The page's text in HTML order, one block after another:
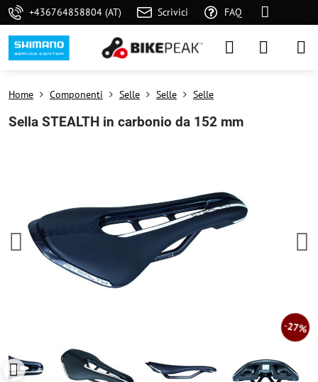
+436764858804 (AT) Scrivici FAQ
27%
Home Componenti Selle Selle Selle
Sella STEALTH in carbonio da 152 mm